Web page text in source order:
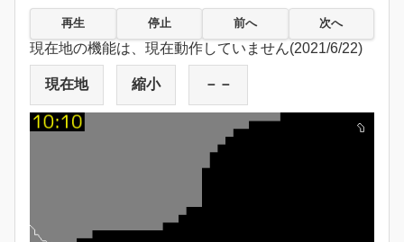
再生 停止 前へ 次へ
現在地の機能は、現在動作していません(2021/6/22)
現在地 縮小 －－